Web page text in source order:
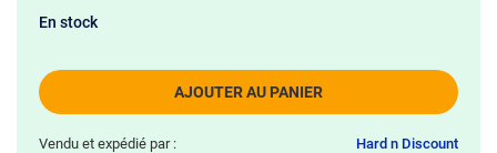
AJOUTER AU PANIER
En stock
Vendu et expédié par : Hard n Discount